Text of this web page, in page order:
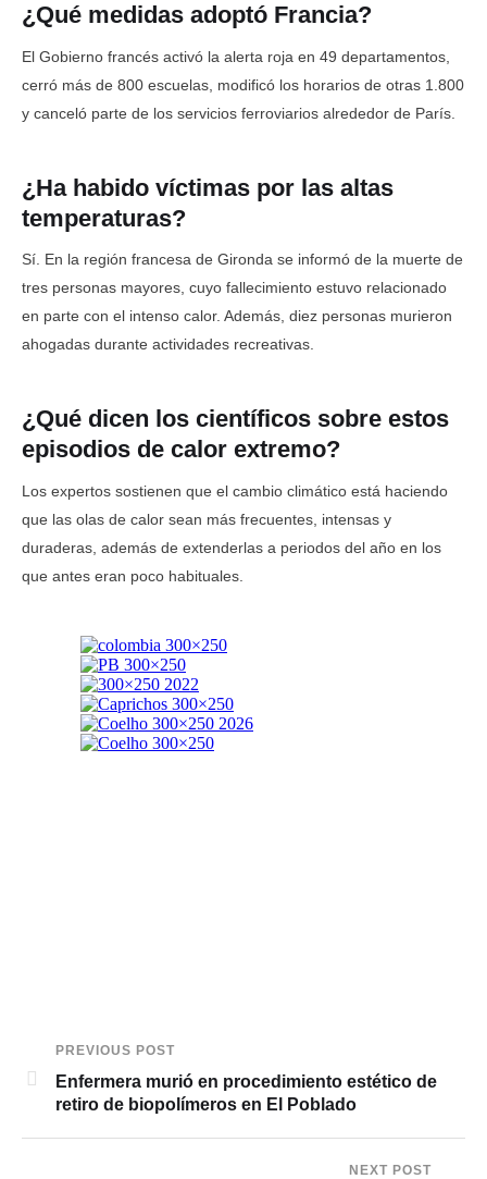
¿Qué medidas adoptó Francia?
El Gobierno francés activó la alerta roja en 49 departamentos,
cerró más de 800 escuelas, modificó los horarios de otras 1.800
y canceló parte de los servicios ferroviarios alrededor de París.
¿Ha habido víctimas por las altas
temperaturas?
Sí. En la región francesa de Gironda se informó de la muerte de
tres personas mayores, cuyo fallecimiento estuvo relacionado
en parte con el intenso calor. Además, diez personas murieron
ahogadas durante actividades recreativas.
¿Qué dicen los científicos sobre estos
episodios de calor extremo?
Los expertos sostienen que el cambio climático está haciendo
que las olas de calor sean más frecuentes, intensas y
duraderas, además de extenderlas a periodos del año en los
que antes eran poco habituales.
PREVIOUS POST
Enfermera murió en procedimiento estético de
retiro de biopolímeros en El Poblado
NEXT POST